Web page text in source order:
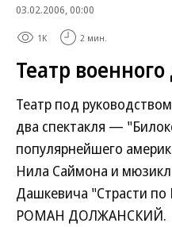
03.02.2006, 00:00
1K 2 мин.
Театр
Театр под
два спектакля —
популярнейшего
Нила Саймона и
Дашкевича "Страсти
РОМАН ДОЛЖАНСКИЙ.